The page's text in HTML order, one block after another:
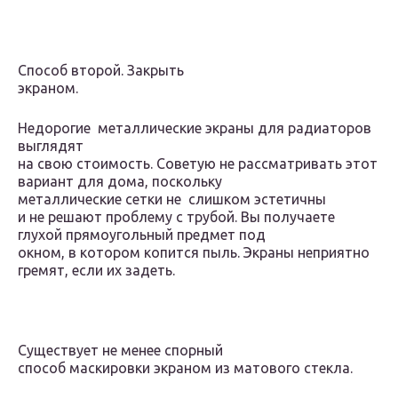
Способ второй. Закрыть
экраном.
Недорогие металлические экраны для радиаторов
выглядят
на свою стоимость. Советую не рассматривать этот
вариант для дома, поскольку
металлические сетки не слишком эстетичны
и не решают проблему с трубой. Вы получаете
глухой прямоугольный предмет под
окном, в котором копится пыль. Экраны неприятно
гремят, если их задеть.
Существует не менее спорный
способ маскировки экраном из матового стекла.